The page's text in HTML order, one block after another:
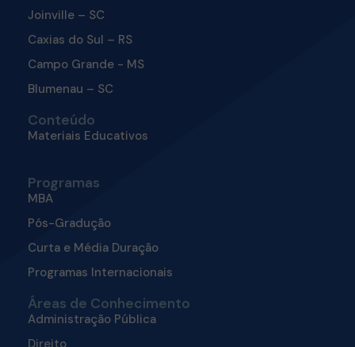
Joinville – SC
Caxias do Sul – RS
Campo Grande - MS
Blumenau – SC
Conteúdo
Materiais Educativos
Programas
MBA
Pós-Gradução
Curta e Média Duração
Programas Internacionais
Áreas de Conhecimento
Administração Pública